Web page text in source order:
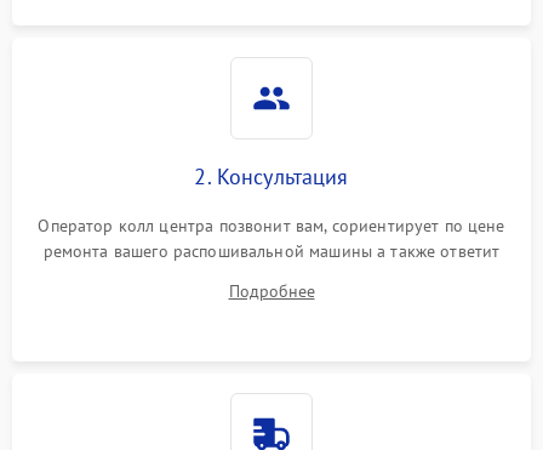
2. Консультация
Оператор колл центра позвонит вам, сориентирует по цене
ремонта вашего распошивальной машины а также ответит
Подробнее